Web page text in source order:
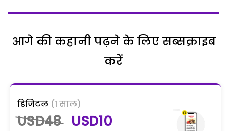
आगे की कहानी पढ़ने के लिए सब्सक्राइब
करें
डिजिटल (1 साल)
USD48 USD10